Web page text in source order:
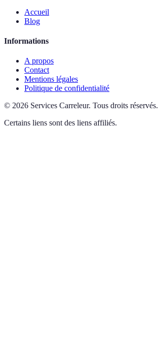
Accueil
Blog
Informations
A propos
Contact
Mentions légales
Politique de confidentialité
© 2026 Services Carreleur. Tous droits réservés.
Certains liens sont des liens affiliés.